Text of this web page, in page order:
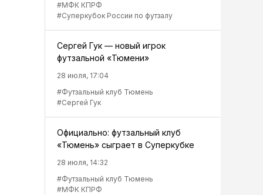
#МФК КПРФ
#Суперкубок России по футзалу
Сергей Гук — новый игрок
футзальной «Тюмени»
28 июля, 17:04
#Футзальный клуб Тюмень
#Сергей Гук
Официально: футзальный клуб
«Тюмень» сыграет в Суперкубке
28 июля, 14:32
#Футзальный клуб Тюмень
#МФК КПРФ